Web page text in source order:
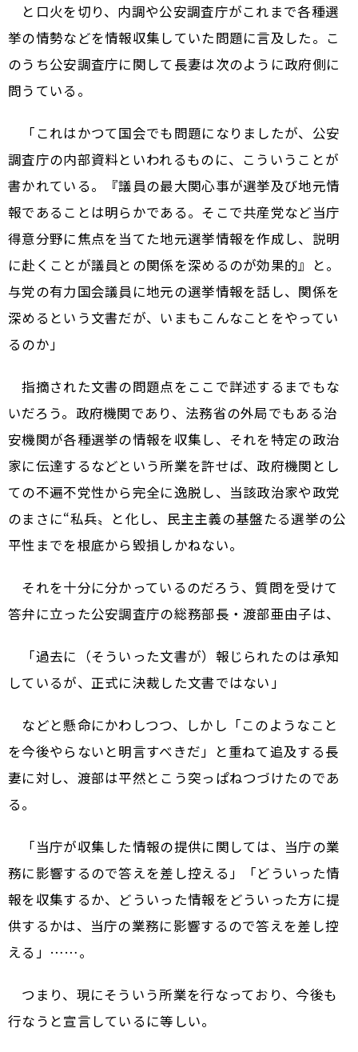
と口火を切り、内調や公安調査庁がこれまで各種選
挙の情勢などを情報収集していた問題に言及した。こ
のうち公安調査庁に関して長妻は次のように政府側に
問うている。
「これはかつて国会でも問題になりましたが、公安
調査庁の内部資料といわれるものに、こういうことが
書かれている。『議員の最大関心事が選挙及び地元情
報であることは明らかである。そこで共産党など当庁
得意分野に焦点を当てた地元選挙情報を作成し、説明
に赴くことが議員との関係を深めるのが効果的』と。
与党の有力国会議員に地元の選挙情報を話し、関係を
深めるという文書だが、いまもこんなことをやってい
るのか」
指摘された文書の問題点をここで詳述するまでもな
いだろう。政府機関であり、法務省の外局でもある治
安機関が各種選挙の情報を収集し、それを特定の政治
家に伝達するなどという所業を許せば、政府機関とし
ての不遍不党性から完全に逸脱し、当該政治家や政党
のまさに“私兵〟と化し、民主主義の基盤たる選挙の公
平性までを根底から毀損しかねない。
それを十分に分かっているのだろう、質問を受けて
答弁に立った公安調査庁の総務部長・渡部亜由子は、
「過去に（そういった文書が）報じられたのは承知
しているが、正式に決裁した文書ではない」
などと懸命にかわしつつ、しかし「このようなこと
を今後やらないと明言すべきだ」と重ねて追及する長
妻に対し、渡部は平然とこう突っぱねつづけたのであ
る。
「当庁が収集した情報の提供に関しては、当庁の業
務に影響するので答えを差し控える」「どういった情
報を収集するか、どういった情報をどういった方に提
供するかは、当庁の業務に影響するので答えを差し控
える」……。
つまり、現にそういう所業を行なっており、今後も
行なうと宣言しているに等しい。